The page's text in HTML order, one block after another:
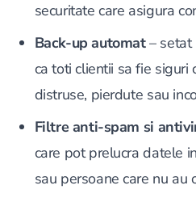
securitate care asigura
Back-up automat– setat
ca toti clientii sa fie
distruse, pierdute sau
Filtre anti-spam si
care pot prelucra datele
sau persoane care nu au